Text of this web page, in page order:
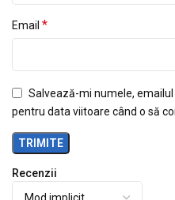
Recenzii
Email *
Salvează-mi numele,
pentru data viitoare când o să